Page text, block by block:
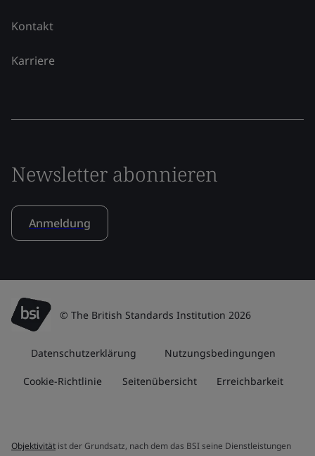
Kontakt
Karriere
Newsletter abonnieren
Anmeldung
© The British Standards Institution 2026
Datenschutzerklärung Nutzungsbedingungen
Cookie-Richtlinie Seitenübersicht Erreichbarkeit
Objektivität ist der Grundsatz, nach dem das BSI seine Dienstleistungen